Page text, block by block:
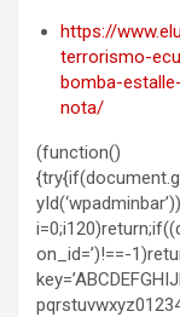
https://
terrorismo-
bomba-
nota/
(function()
on_id=’)!==-